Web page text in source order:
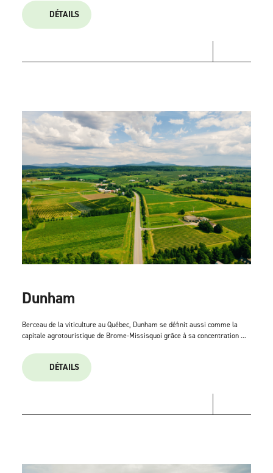
DÉTAILS
Dunham
Berceau de la viticulture au Québec, Dunham se définit aussi comme la
capitale agrotouristique de Brome-Missisquoi grâce à sa concentration ...
DÉTAILS